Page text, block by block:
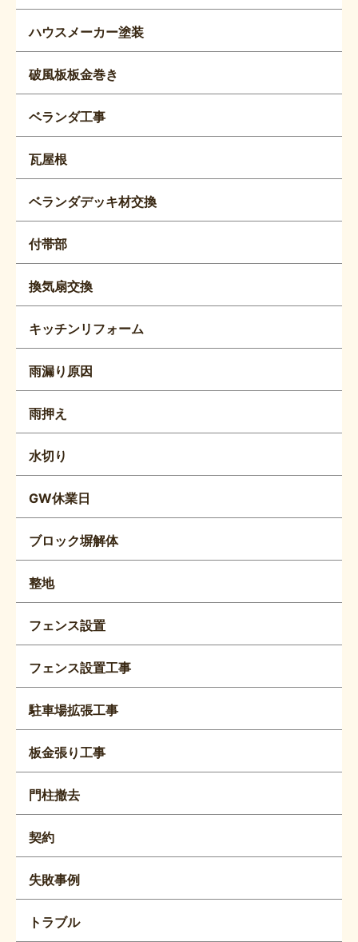
ハウスメーカー塗装
破風板板金巻き
ベランダ工事
瓦屋根
ベランダデッキ材交換
付帯部
換気扇交換
キッチンリフォーム
雨漏り原因
雨押え
水切り
GW休業日
ブロック塀解体
整地
フェンス設置
フェンス設置工事
駐車場拡張工事
板金張り工事
門柱撤去
契約
失敗事例
トラブル